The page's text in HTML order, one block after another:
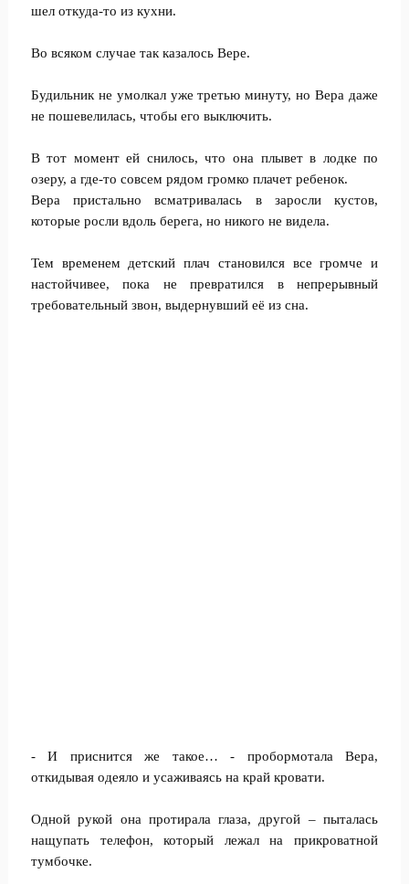
шел откуда-то из кухни.
Во всяком случае так казалось Вере.
Будильник не умолкал уже третью минуту, но Вера даже
не пошевелилась, чтобы его выключить.
В тот момент ей снилось, что она плывет в лодке по
озеру, а где-то совсем рядом громко плачет ребенок.
Вера пристально всматривалась в заросли кустов,
которые росли вдоль берега, но никого не видела.
Тем временем детский плач становился все громче и
настойчивее, пока не превратился в непрерывный
требовательный звон, выдернувший её из сна.
- И приснится же такое… - пробормотала Вера,
откидывая одеяло и усаживаясь на край кровати.
Одной рукой она протирала глаза, другой – пыталась
нащупать телефон, который лежал на прикроватной
тумбочке.